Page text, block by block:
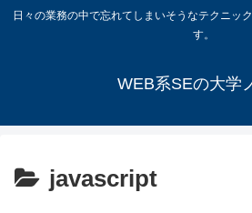
日々の業務の中で忘れてしまいそうなテクニッ
す。
WEB系SEの大学
javascript